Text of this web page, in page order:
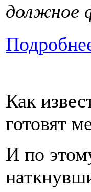
должное
Как
готовят
И по